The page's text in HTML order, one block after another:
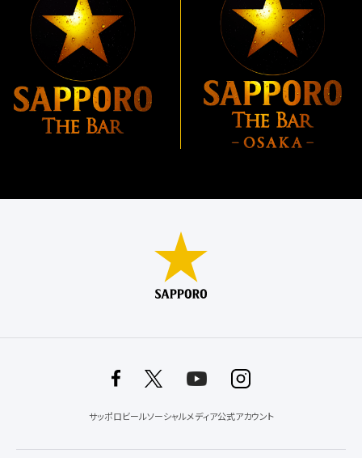
サッポロビールソーシャルメディア公式アカウント